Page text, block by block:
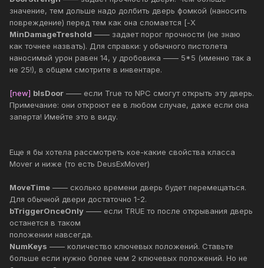
значение, тем дольше надо долбить дверь фомкой (наносить
повреждение) перед тем как она сломается [-X
MinDamageTreshold —— задает порог прочности (не знаю
как точнее назвать). Для справки: у обычного пистолета
наносимый урон равен 14, у дробовика —— 5*5 (именно так а
не 25!), в общем смотрите в инвентаре.
[new] bIsDoor —— если True то NPC смогут открыть эту дверь.
Примечание: они откроют ее в любом случае, даже если она
заперта! Имейте это в виду.
Еще я бы хотела рассмотреть кое-какие свойства класса
Mover и ниже (то есть DeusExMover)
MoveTime —— сколько времени дверь будет перемещаться.
Для обычной двери достаточно 1-2.
bTriggerOnceOnly —— если TRUE то после открывания дверь
останется в таком
положении навсегда.
NumKeys —— количество ключевых положений. Ставьте
больше если нужно более чем 2 ключевых положений. Но не